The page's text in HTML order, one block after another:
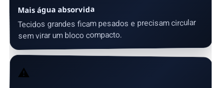
Mais água absorvida
Tecidos grandes ficam pesados e precisam circular
sem virar um bloco compacto.
⚠️